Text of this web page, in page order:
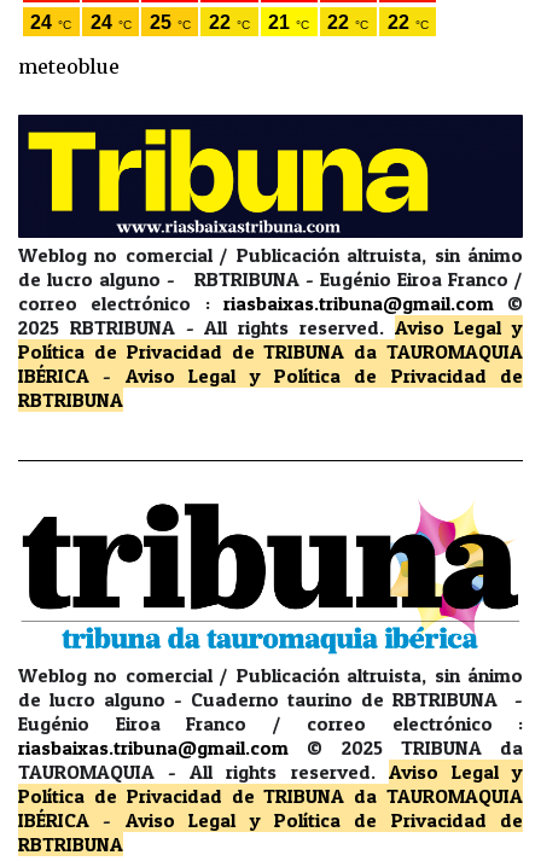
meteoblue
Weblog no comercial / Publicación altruista, sin ánimo
de lucro alguno - RBTRIBUNA - Eugénio Eiroa Franco /
correo electrónico : riasbaixas.tribuna@gmail.com
©
2025 RBTRIBUNA -All rights reserved. Aviso Legal y
Política de Privacidad de TRIBUNA da TAUROMAQUIA
IBÉRICA - Aviso Legal y Política de Privacidad
de
RBTRIBUNA
Weblog no comercial / Publicación altruista, sin ánimo
de lucro alguno - Cuaderno taurino de RBTRIBUNA -
Eugénio Eiroa Franco / correo electrónico :
riasbaixas.tribuna@gmail.com
© 2025 TRIBUNA da
TAUROMAQUIA -All rights reserved. Aviso Legal y
Política de Privacidad de TRIBUNA da TAUROMAQUIA
IBÉRICA - Aviso Legal y Política de Privacidad
de
RBTRIBUNA